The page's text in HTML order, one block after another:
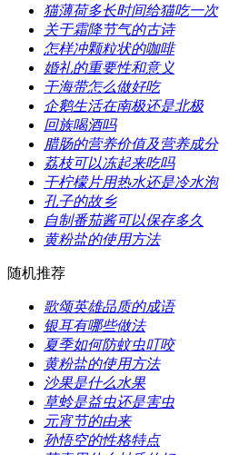
​猫薄荷多长时间给猫吃一次
​关于霜降节气的古诗
​怎样冲颗粒状的咖啡
​婚礼的重要性和意义
​干海带怎么做好吃
​企鹅生活在南极还是北极
​回族喝酒吗
​腊肠的营养价值及营养成分
​荔枝可以冻起来吃吗
​干柠檬片用热水还是冷水泡
​孔子的故乡
​自制番茄酱可以保存多久
​黄粉盐的使用方法
随机推荐
​歌颂英雄品质的成语
​银耳有哪些做法
​夏季如何防蚊虫叮咬
​黄粉盐的使用方法
​沙果是什么水果
​草蛉是益虫还是害虫
​元宵节的由来
​孙悟空的性格特点